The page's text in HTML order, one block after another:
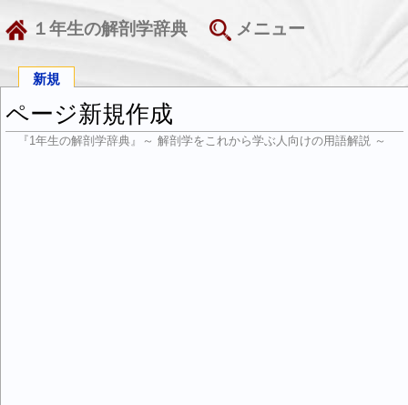
１年生の解剖学辞典 メニュー
新規
ページ新規作成
『1年生の解剖学辞典』～ 解剖学をこれから学ぶ人向けの用語解説 ～